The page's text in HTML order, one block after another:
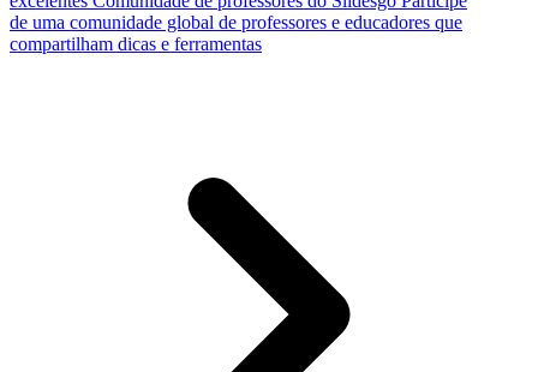
de uma comunidade global de professores e educadores que
compartilham dicas e ferramentas